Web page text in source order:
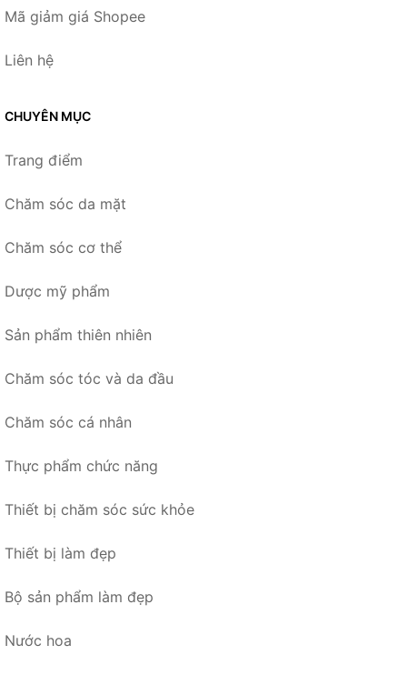
Mã giảm giá Shopee
Liên hệ
CHUYÊN MỤC
Trang điểm
Chăm sóc da mặt
Chăm sóc cơ thể
Dược mỹ phẩm
Sản phẩm thiên nhiên
Chăm sóc tóc và da đầu
Chăm sóc cá nhân
Thực phẩm chức năng
Thiết bị chăm sóc sức khỏe
Thiết bị làm đẹp
Bộ sản phẩm làm đẹp
Nước hoa